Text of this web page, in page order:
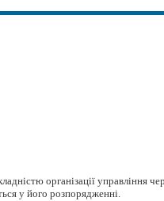
організації управління
у його розпорядженні.